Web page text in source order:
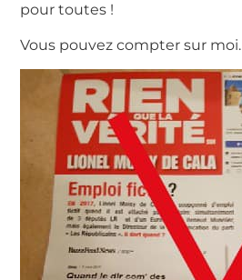
pour toutes !
Vous pouvez compter sur moi.